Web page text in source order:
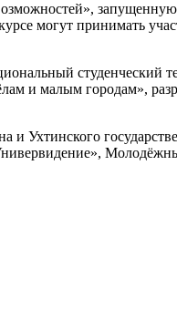
могут принимать
студенческий
и малым городам»,
Ухтинского